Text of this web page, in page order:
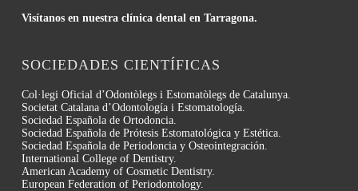
Visítanos en nuestra clínica dental en Tarragona.
SOCIEDADES CIENTÍFICAS
Col·legi Oficial d’Odontòlegs i Estomatòlegs de Catalunya.
Societat Catalana d’Odontología i Estomatología.
Sociedad Española de Ortodoncia.
Sociedad Española de Prótesis Estomatológica y Estética.
Sociedad Española de Periodoncia y Osteointegración.
International College of Dentistry.
American Academy of Cosmetic Dentistry.
European Federation of Periodontology.